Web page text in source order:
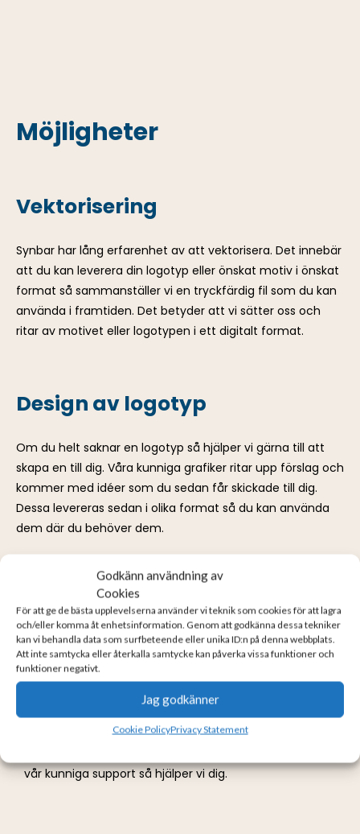
Godkänn användning av
Cookies
För att ge de bästa upplevelserna använder vi teknik som cookies för att lagra
och/eller komma åt enhetsinformation. Genom att godkänna dessa tekniker
kan vi behandla data som surfbeteende eller unika ID:n på denna webbplats.
Att inte samtycka eller återkalla samtycke kan påverka vissa funktioner och
funktioner negativt.
Jag godkänner
Cookie PolicyPrivacy Statement
Möjligheter
Vektorisering
Synbar har lång erfarenhet av att vektorisera. Det innebär
att du kan leverera din logotyp eller önskat motiv i önskat
format så sammanställer vi en tryckfärdig fil som du kan
använda i framtiden. Det betyder att vi sätter oss och
ritar av motivet eller logotypen i ett digitalt format.
Design av logotyp
Om du helt saknar en logotyp så hjälper vi gärna till att
skapa en till dig. Våra kunniga grafiker ritar upp förslag och
kommer med idéer som du sedan får skickade till dig.
Dessa levereras sedan i olika format så du kan använda
dem där du behöver dem.
Rasterbilder
En fotograferad bild är en rasterbaserad bild. Det
betyder att den går att skala ned från sin orginalstorlek
men om man skalar upp den så kommer bilden börja
visa brus och rutor som gör bilden svårare att utläsa.
Om bilden är tillräckligt högupplöst så går den att
vår kunniga support så hjälper vi dig.